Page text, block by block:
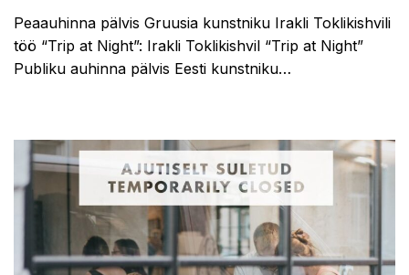
Peaauhinna pälvis Gruusia kunstniku Irakli Toklikishvili
töö “Trip at Night”: Irakli Toklikishvil “Trip at Night”
Publiku auhinna pälvis Eesti kunstniku…